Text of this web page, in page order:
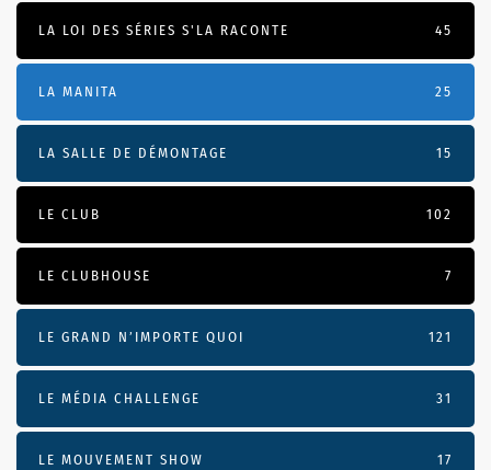
LA LOI DES SÉRIES S'LA RACONTE 45
LA MANITA 25
LA SALLE DE DÉMONTAGE 15
LE CLUB 102
LE CLUBHOUSE 7
LE GRAND N’IMPORTE QUOI 121
LE MÉDIA CHALLENGE 31
LE MOUVEMENT SHOW 17